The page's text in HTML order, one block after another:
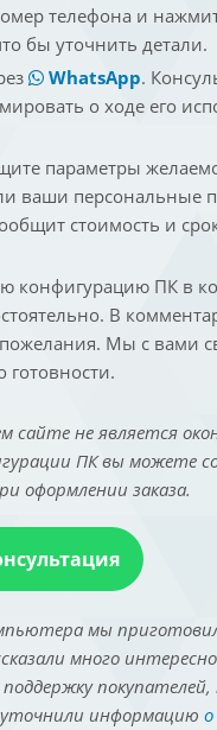
телефона и
бы уточнить детали.
WhatsApp.
о ходе его
параметры
ваши персональные
стоимость и
конфигурацию ПК в
В
Мы с вами
сайте не является
ПК вы можете
оформлении заказа.
мы
много
покупателей,
информацию